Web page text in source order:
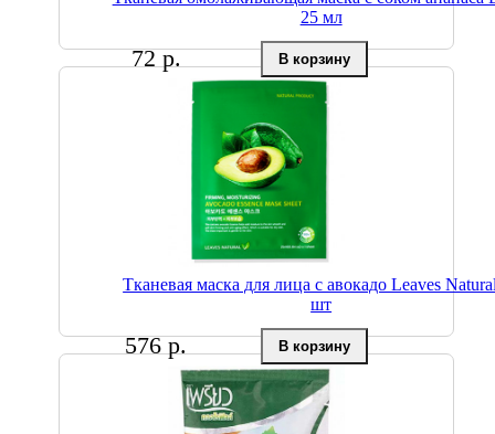
25 мл
72 р.
Тканевая маска для лица с авокадо Leaves
шт
576 р.